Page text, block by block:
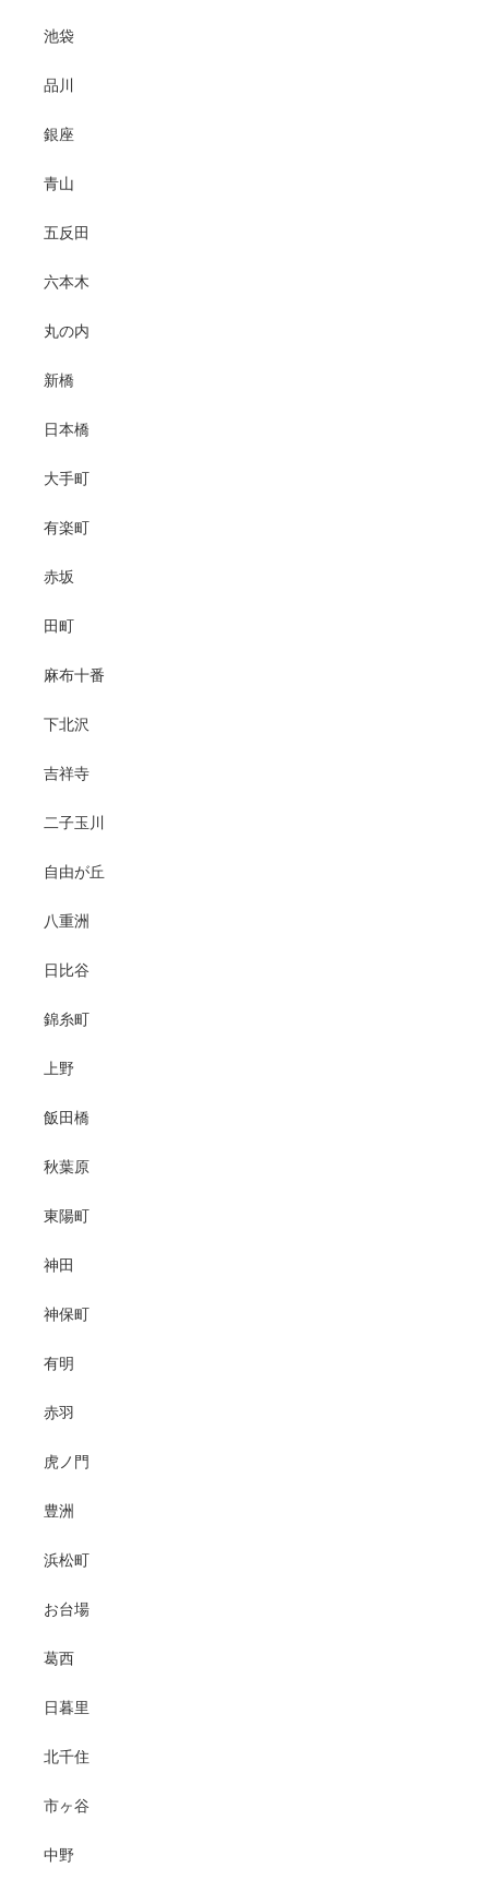
池袋
品川
銀座
青山
五反田
六本木
丸の内
新橋
日本橋
大手町
有楽町
赤坂
田町
麻布十番
下北沢
吉祥寺
二子玉川
自由が丘
八重洲
日比谷
錦糸町
上野
飯田橋
秋葉原
東陽町
神田
神保町
有明
赤羽
虎ノ門
豊洲
浜松町
お台場
葛西
日暮里
北千住
市ヶ谷
中野